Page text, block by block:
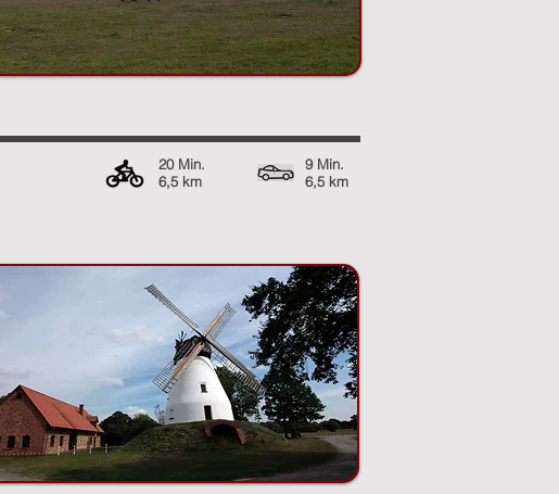
20 Min.
6,5 km
9 Min.
6,5 km